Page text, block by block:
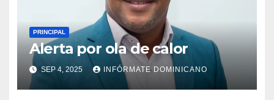
PRINCIPAL
Alerta por ola de calor
SEP 4, 2025 INFÓRMATE DOMINICANO